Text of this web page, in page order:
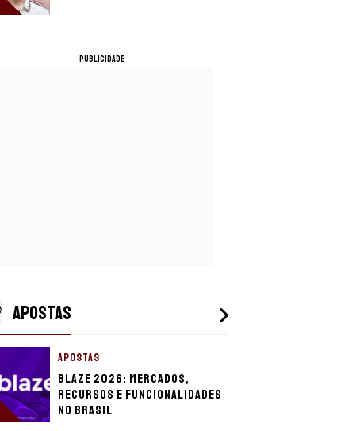
PUBLICIDADE
APOSTAS
APOSTAS
Blaze 2026: mercados,
recursos e funcionalidades
no Brasil